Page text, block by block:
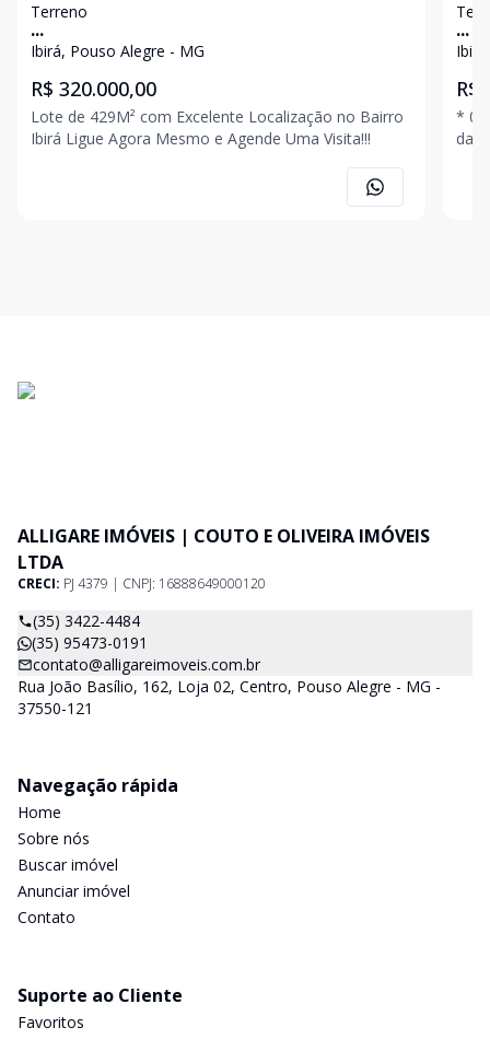
Terreno
...
Ibirá, Pouso Alegre - MG
R$ 320.000,00
Lote de 429M² com Excelente Localização no Bairro
Ibirá Ligue Agora Mesmo e Agende Uma Visita!!!
...
R$
* 02
da
ALLIGARE IMÓVEIS | COUTO E OLIVEIRA IMÓVEIS
LTDA
CRECI: PJ 4379 | CNPJ: 16888649000120
(35) 3422-4484
(35) 95473-0191
contato@alligareimoveis.com.br
Rua João Basílio, 162, Loja 02, Centro, Pouso Alegre - MG -
37550-121
Navegação rápida
Home
Sobre nós
Buscar imóvel
Anunciar imóvel
Contato
Suporte ao Cliente
Favoritos